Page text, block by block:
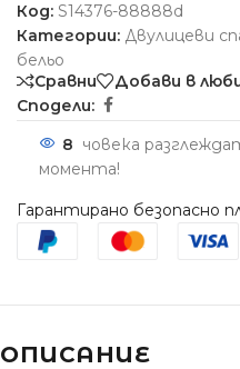
Код: S14376-88888d
Категории: Двулицеви
бельо
Сравни
Добави в
Сподели:
8 човека
момента!
Гарантирано безопасно
ОПИСАНИЕ